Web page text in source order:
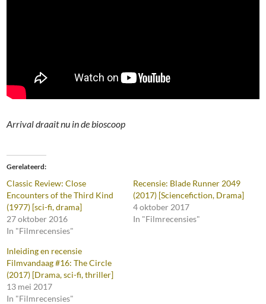
Arrival draait nu in de bioscoop
Gerelateerd
Classic Review: Close
Encounters of the Third Kind
(1977) [sci-fi, drama]
27 oktober 2016
In "Filmrecensies"
Recensie: Blade Runner 2049
(2017) [Sciencefiction, Drama]
4 oktober 2017
In "Filmrecensies"
Inleiding en recensie
Filmvandaag #16: The Circle
(2017) [Drama, sci-fi, thriller]
13 mei 2017
In "Filmrecensies"